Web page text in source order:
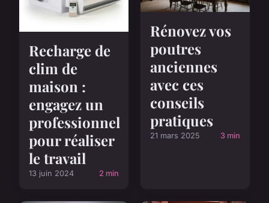
Recharge de
clim de
maison :
engagez un
professionnel
pour réaliser
le travail
13 juin 2024 2 min
Rénovez vos
poutres
anciennes
avec ces
conseils
pratiques
21 mars 2025 3 min